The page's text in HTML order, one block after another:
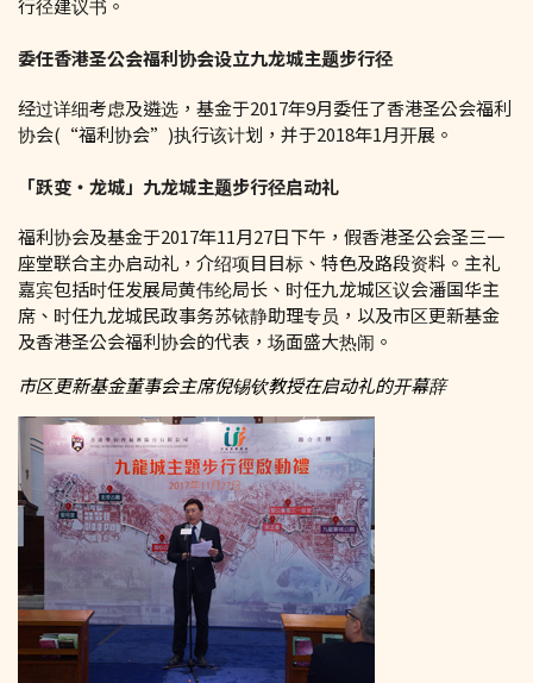
行径建议书。
委任香港圣公会福利协会设立九龙城主题步行径
经过详细考虑及遴选，基金于2017年9月委任了香港圣公会福利
协会(“福利协会”)执行该计划，并于2018年1月开展。
「跃变‧龙城」九龙城主题步行径启动礼
福利协会及基金于2017年11月27日下午，假香港圣公会圣三一
座堂联合主办启动礼，介绍项目目标、特色及路段资料。主礼
嘉宾包括时任发展局黄伟纶局长、时任九龙城区议会潘国华主
席、时任九龙城民政事务苏铱静助理专员，以及市区更新基金
及香港圣公会福利协会的代表，场面盛大热闹。
市区更新基金董事会主席倪锡钦教授在启动礼的开幕辞